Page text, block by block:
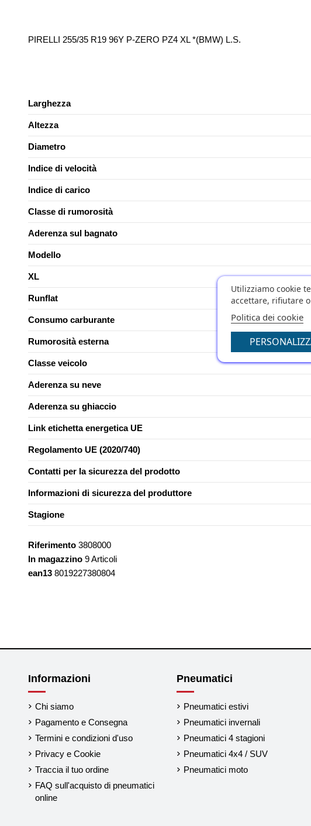
PIRELLI 255/35 R19 96Y P-ZERO PZ4 XL *(BMW) L.S.
Larghezza
Altezza
Diametro
Indice di velocità
Indice di carico
Classe di rumorosità
Aderenza sul bagnato
Modello
XL
Runflat
Consumo carburante
Rumorosità esterna
Classe veicolo
Aderenza su neve
Aderenza su ghiaccio
Link etichetta energetica UE
Regolamento UE (2020/740)
Contatti per la sicurezza del prodotto
Informazioni di sicurezza del produttore
Stagione
Riferimento 3808000
In magazzino 9 Articoli
ean13 8019227380804
Informazioni
Chi siamo
Pagamento e Consegna
Termini e condizioni d'uso
Privacy e Cookie
Traccia il tuo ordine
FAQ sull'acquisto di pneumatici
online
Pneumatici
Pneumatici estivi
Pneumatici invernali
Pneumatici 4 stagioni
Pneumatici 4x4 / SUV
Pneumatici moto
Utilizziamo cookie
accettare, rifiutare
Politica dei cookie